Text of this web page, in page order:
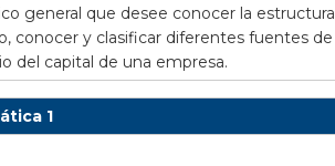
general que desee conocer la
conocer y clasificar diferentes fuentes
del capital de una empresa.
1